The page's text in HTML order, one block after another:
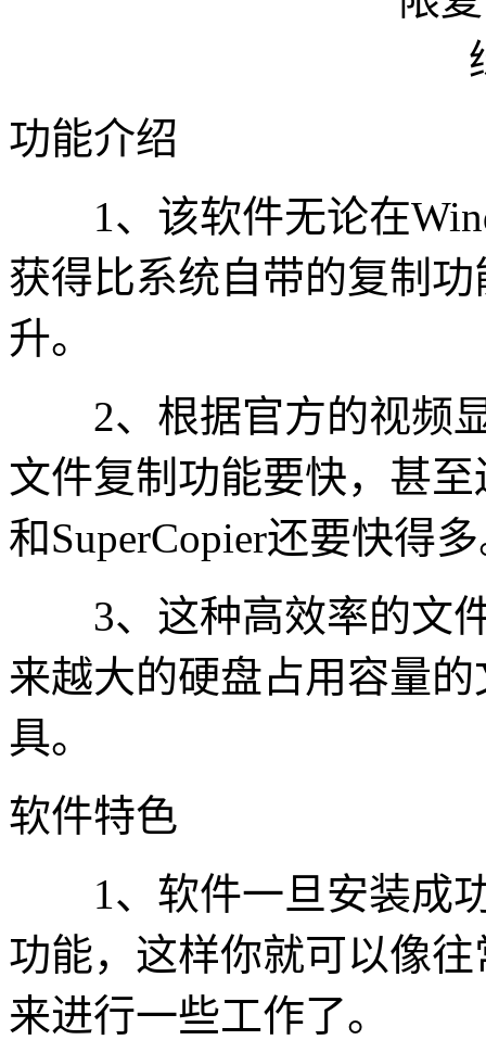
功能介绍
1、该软件无论在
获得比系统自带的复制
升。
2、根据官方的视频显
文件复制功能要快，甚
和SuperCopier还要快得
3、这种高效率的文件
来越大的硬盘占用容量
具。
软件特色
1、软件一旦安装成功
功能，这样你就可以像
来进行一些工作了。